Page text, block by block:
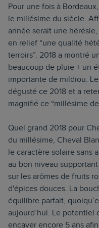
Pour une fois à
le millésime du siècle.
année serait une
en relief “une qualité
terroirs”. 2018 a montré
beaucoup de pluie + un
importante de mildiou.
dégusté ce 2018 et a
magnifié ce “millésime
Quel grand 2018 pour
du millésime, Cheval
le caractère solaire sans
au bon niveau
sur les arômes de fruits
d'épices douces. La
équilibre parfait,
aujourd’hui. Le potentiel
encaver encore 5 ans